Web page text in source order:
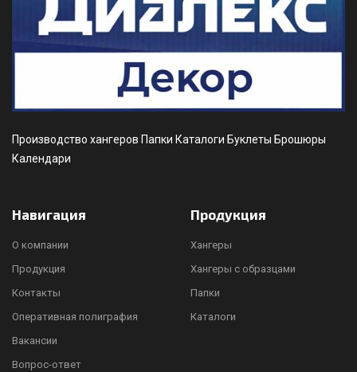
Производство хангеров Папки Каталоги Буклеты Брошюры
Календари
Навигация
О компании
Продукция
Контакты
Оперативная полиграфия
Вакансии
Вопрос-ответ
Продукция
Хангеры
Хангеры с образцами
Папки
Каталоги